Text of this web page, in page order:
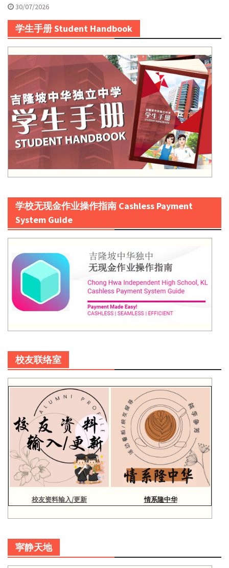
30/07/2026
学生手册 Student Handbook
学校无现金作业操作指南 Cashless Payment
System Guide
校友联络室
校友资料输入/更新 情系隆中华
寜静天地